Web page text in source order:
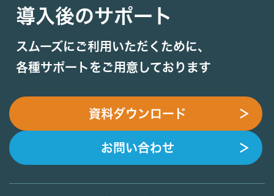
導入後のサポート
スムーズにご利用いただくために、
各種サポートをご用意しております
資料ダウンロード ＞
お問い合わせ ＞